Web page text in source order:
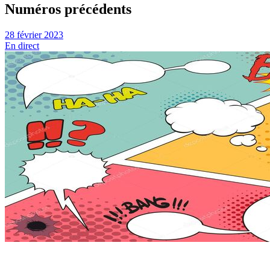
Numéros précédents
28 février 2023
En direct